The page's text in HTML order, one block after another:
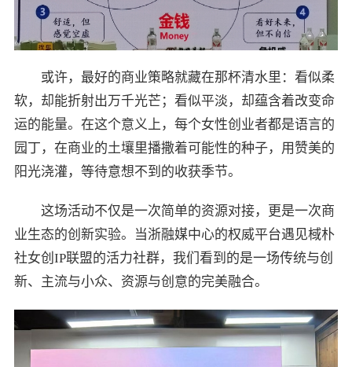
或许，最好的商业策略就藏在那杯清水里：看似柔
软，却能折射出万千光芒；看似平淡，却蕴含着改变命
运的能量。在这个意义上，每个女性创业者都是语言的
园丁，在商业的土壤里播撒着可能性的种子，用赞美的
阳光浇灌，等待意想不到的收获季节。
这场活动不仅是一次简单的资源对接，更是一次商
业生态的创新实验。当浙融媒中心的权威平台遇见棫朴
社女创IP联盟的活力社群，我们看到的是一场传统与创
新、主流与小众、资源与创意的完美融合。